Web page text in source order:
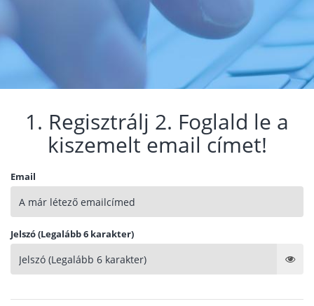
1. Regisztrálj 2. Foglald le a
kiszemelt email címet!
Email
Jelszó (Legalább 6 karakter)